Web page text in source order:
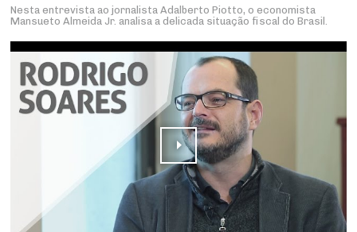
Nesta entrevista ao jornalista Adalberto Piotto, o economista
Mansueto Almeida Jr. analisa a delicada situação fiscal do Brasil.